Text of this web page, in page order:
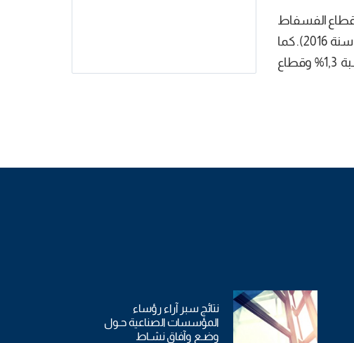
بنسبة 5,3% نتيجة استرجاع انتاج قطاع الفسفاط
لنسقه الطبيعي ( 1069ألف طنا خلال الثلاثي الثاني من سنة 2017 مقابل 922 ألف طنا خلال الثلاثي الثاني من سنة 2016). كما
ارتفع الإنتاج في قطاع الصناعات الميكانيكية والكهربائية بنسبة 2,8% وقطاع المواد الفلاحيـة والغذائيـة بنسبة 1,3% وقطاع
نتائج سبر آراء رؤساء
المؤسسات الصناعية حـول
وضـع وآفاق نشـاط